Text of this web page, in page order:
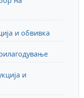
и обвивка
и